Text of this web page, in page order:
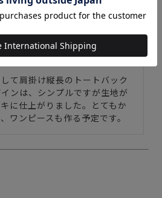
リジナル）2025AW
て肩掛け縦長のトートバック
ンは、シンプルですが生地が
に仕上がりました。とてもか
ワンピースも作る予定です。